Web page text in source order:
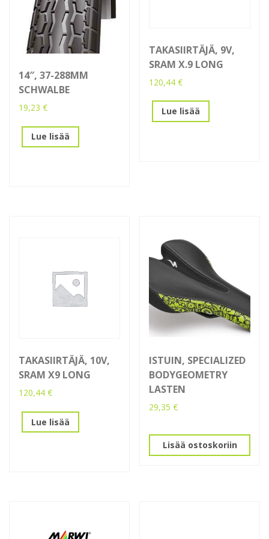
14″, 37-288MM
SCHWALBE
19,23 €
Lue lisää
TAKASIIRTÄJÄ, 9V,
SRAM X.9 LONG
120,44€
Lue lisää
TAKASIIRTÄJÄ, 10V,
SRAM X9 LONG
120,44 €
Lue lisää
ISTUIN, SPECIALIZED
BODYGEOMETRY
LASTEN
29,35€
Lisää ostoskoriin